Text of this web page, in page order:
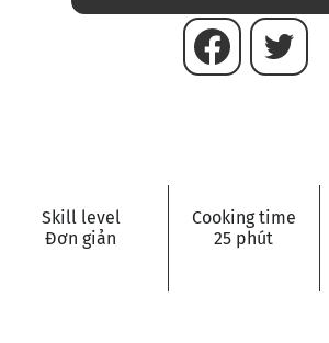
Skill level
Đơn giản
Cooking time
25 phút